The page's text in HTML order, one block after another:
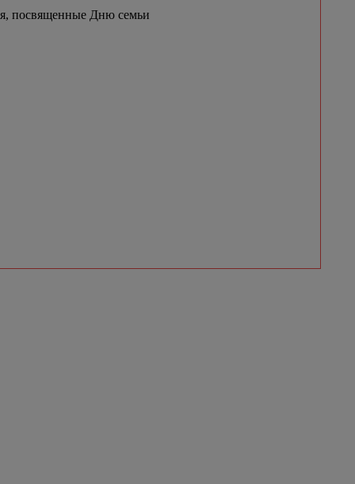
посвященные Дню семьи